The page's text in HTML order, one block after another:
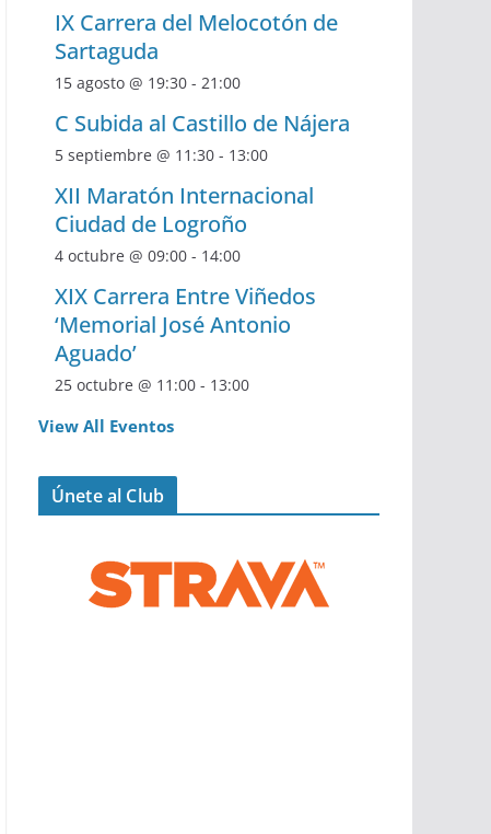
IX Carrera del Melocotón de
Sartaguda
15 agosto @ 19:30 - 21:00
C Subida al Castillo de Nájera
5 septiembre @ 11:30 - 13:00
XII Maratón Internacional
Ciudad de Logroño
4 octubre @ 09:00 - 14:00
XIX Carrera Entre Viñedos
‘Memorial José Antonio
Aguado’
25 octubre @ 11:00 - 13:00
View All Eventos
Únete al Club